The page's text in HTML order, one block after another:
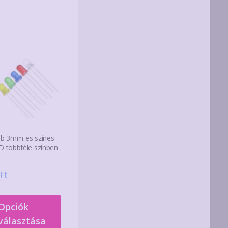
3mm-es színes
többféle színben
Ft
Ennek